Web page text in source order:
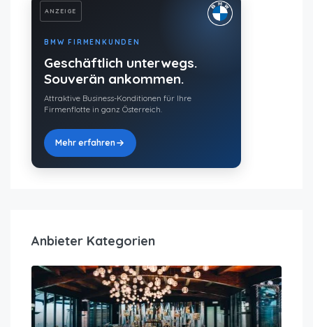
ANZEIGE
BMW FIRMENKUNDEN
Geschäftlich unterwegs.
Souverän ankommen.
Attraktive Business-Konditionen für Ihre
Firmenflotte in ganz Österreich.
Mehr erfahren
Anbieter Kategorien